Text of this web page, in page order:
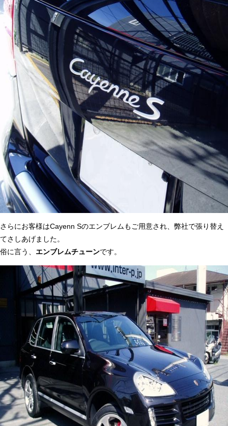
さらにお客様はCayenn Sのエンブレムもご用意され、弊社で張り替え
てさしあげました。
俗に言う、 エンブレムチューンです。